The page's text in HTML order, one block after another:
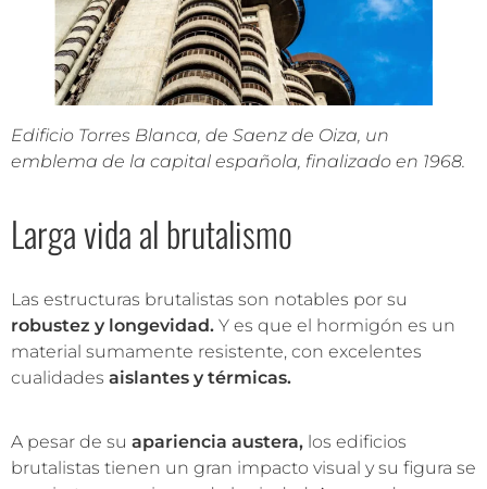
Edificio Torres Blanca, de Saenz de Oiza, un
emblema de la capital española, finalizado en 1968.
Larga vida al brutalismo
Las estructuras brutalistas son notables por su
robustez y longevidad. Y es que el hormigón es un
material sumamente resistente, con excelentes
cualidades aislantes y térmicas.
A pesar de su apariencia austera, los edificios
brutalistas tienen un gran impacto visual y su figura se